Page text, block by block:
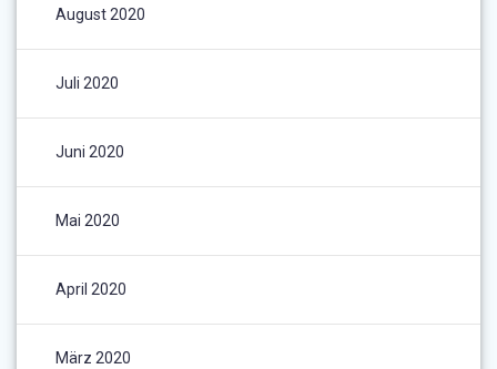
August 2020
Juli 2020
Juni 2020
Mai 2020
April 2020
März 2020